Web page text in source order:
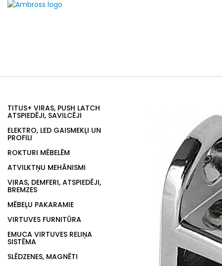
TITUS+ VIRAS, PUSH LATCH
ATSPIEDĒJI, SAVILCĒJI
ELEKTRO, LED GAISMEKĻI UN
PROFILI
ROKTURI MĒBELĒM
ATVILKTŅU MEHĀNISMI
VIRAS, DEMFERI, ATSPIEDĒJI,
BREMZES
MĒBEĻU PAKARAMIE
VIRTUVES FURNITŪRA
EMUCA VIRTUVES RELIŅA
SISTĒMA
SLĒDZENES, MAGNĒTI